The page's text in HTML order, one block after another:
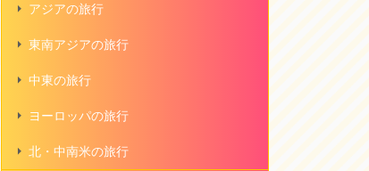
アジアの旅行
東南アジアの旅行
中東の旅行
ヨーロッパの旅行
北・中南米の旅行